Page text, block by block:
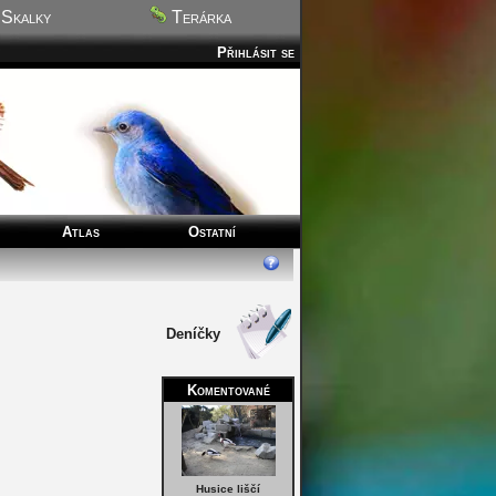
Terárka
Přihlásit se
Atlas Ostatní
Deníčky
Komentované
Husice liščí